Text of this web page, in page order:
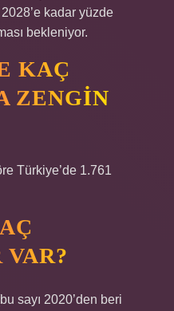
kadar yüzde
bekleniyor.
KAÇ
ZENGIN
Türkiye’de 1.761
sayı 2020’den beri